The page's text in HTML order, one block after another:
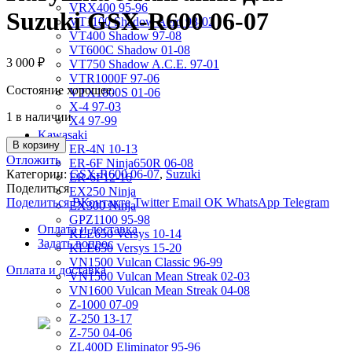
VRX400 95-96
VT1100 Shadow Aero 98-02
VT400 Shadow 97-08
VT600C Shadow 01-08
VT750 Shadow A.C.E. 97-01
VTR1000F 97-06
VTX1800S 01-06
X-4 97-03
X4 97-99
Kawasaki
ER-4N 10-13
ER-6F Ninja650R 06-08
ER-6F12-16
EX250 Ninja
EX300 Ninja
GPZ1100 95-98
KLE650 Versys 10-14
KLE650 Versys 15-20
VN1500 Vulcan Classic 96-99
VN1500 Vulcan Mean Streak 02-03
VN1600 Vulcan Mean Streak 04-08
Z-1000 07-09
Z-250 13-17
Z-750 04-06
ZL400D Eliminator 95-96
Suzuki GSX-R600 06-07
3 000 ₽
Состояние хорошее.
1 в наличии
В корзину
Отложить
Категории:GSX-R600 06-07, Suzuki
Поделиться
Поделиться ВКонтакте Twitter Email OK WhatsApp Telegram
Оплата и доставка
Задать вопрос
Оплата и доставка